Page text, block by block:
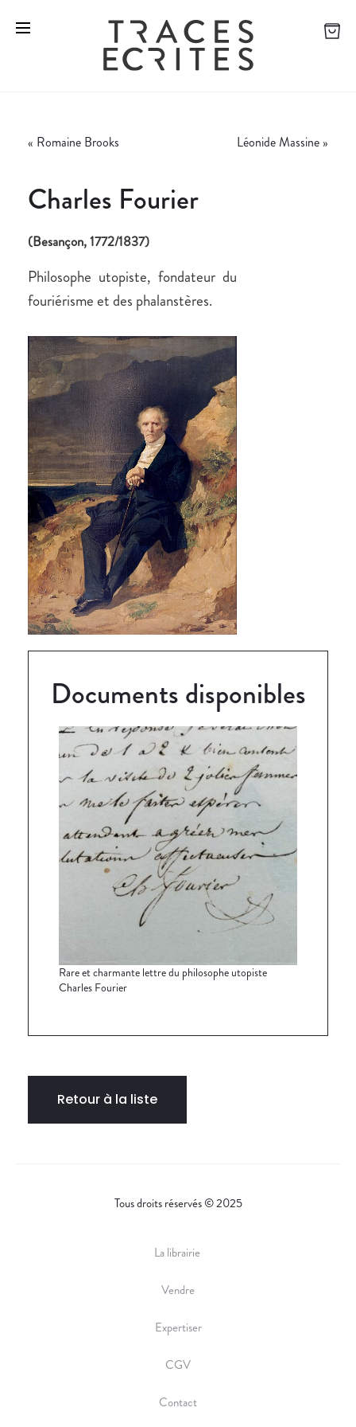
« Romaine Brooks Léonide Massine »
Charles Fourier
(Besançon, 1772/1837)
Philosophe utopiste, fondateur du
fouriérisme et des phalanstères.
Documents disponibles
Rare et charmante lettre du philosophe utopiste
Charles Fourier
Retour à la liste
Tous droits réservés © 2025
La librairie
Vendre
Expertiser
CGV
Contact